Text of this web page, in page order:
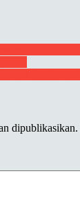
dipublikasikan.